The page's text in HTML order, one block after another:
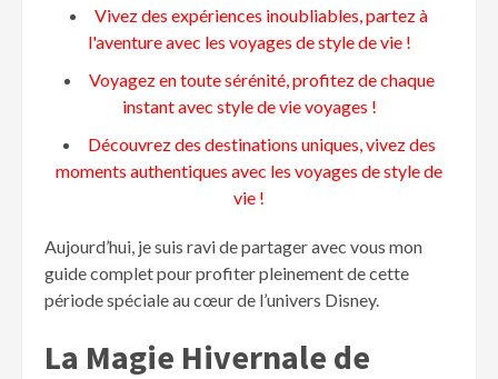
Vivez des expériences inoubliables, partez à
l'aventure avec les voyages de style de vie !
Voyagez en toute sérénité, profitez de chaque
instant avec style de vie voyages !
Découvrez des destinations uniques, vivez des
moments authentiques avec les voyages de style de
vie !
Aujourd’hui, je suis ravi de partager avec vous mon
guide complet pour profiter pleinement de cette
période spéciale au cœur de l’univers Disney.
La Magie Hivernale de